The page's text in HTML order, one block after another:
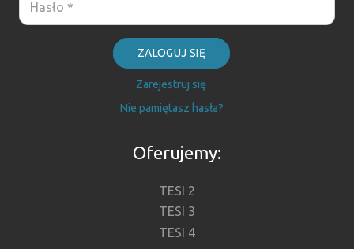
ZALOGUJ SIĘ
Zarejestruj się
Nie pamiętasz hasła?
Oferujemy:
TESI 2
TESI 3
TESI 4